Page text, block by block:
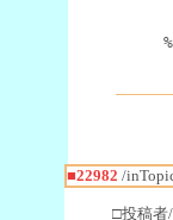
■22982 /
□投稿者/